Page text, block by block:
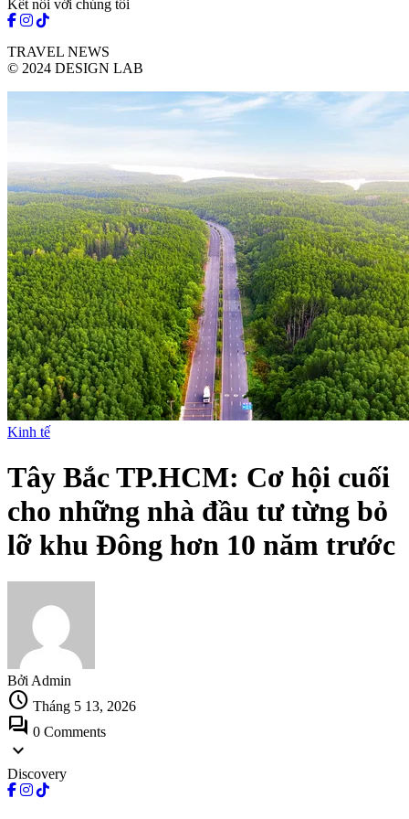
Kết nối với chúng tôi
TRAVEL NEWS
© 2024 DESIGN LAB
Kinh tế
Tây Bắc TP.HCM: Cơ hội cuối
cho những nhà đầu tư từng bỏ
lỡ khu Đông hơn 10 năm trước
Bởi Admin
schedule Tháng 5 13, 2026
forum 0 Comments
expand_more
Discovery